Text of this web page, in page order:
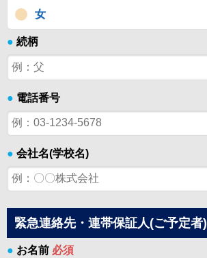
女
● 続柄
● 電話番号
● 会社名(学校名)
緊急連絡先・連帯保証人(ご予定者)
● お名前 必須